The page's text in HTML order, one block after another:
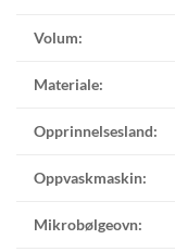
Volum:
Materiale:
Opprinnelsesland:
Oppvaskmaskin:
Mikrobølgeovn: